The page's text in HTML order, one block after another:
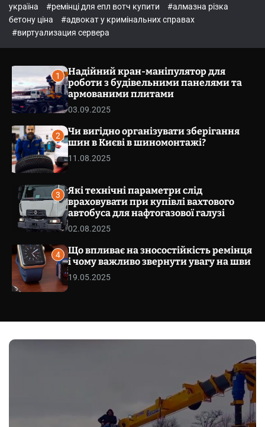
l
o
o
e
україна
#ремінці для епл вотч купити
#алмазна різка
бетону ціна
#адвокат у кримінальних справах
#виртуализация сервера
1
Надійний кран-маніпулятор для
роботи з будівельними панелями та
армованими плитами
03.09.2025
2
Чи вигідно організувати зберігання
шин в Києві в шиномонтажі?
11.08.2025
3
Які технічні параметри слід
враховувати при купівлі вахтового
автобуса для нафтогазової галузі
02.08.2025
4
Що впливає на зносостійкість ремінця
і чому важливо звернути увагу на шви
19.05.2025